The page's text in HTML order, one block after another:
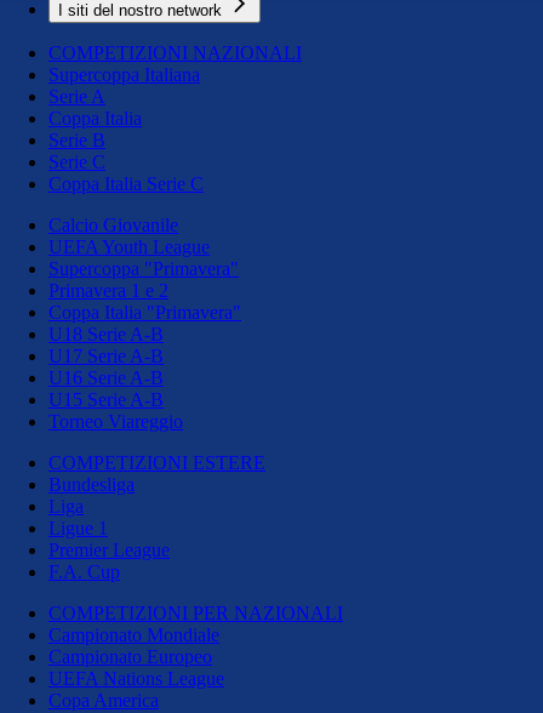
I siti del nostro network
COMPETIZIONI NAZIONALI
Supercoppa Italiana
Serie A
Coppa Italia
Serie B
Serie C
Coppa Italia Serie C
Calcio Giovanile
UEFA Youth League
Supercoppa "Primavera"
Primavera 1 e 2
Coppa Italia "Primavera"
U18 Serie A-B
U17 Serie A-B
U16 Serie A-B
U15 Serie A-B
Torneo Viareggio
COMPETIZIONI ESTERE
Bundesliga
Liga
Ligue 1
Premier League
F.A. Cup
COMPETIZIONI PER NAZIONALI
Campionato Mondiale
Campionato Europeo
UEFA Nations League
Copa America